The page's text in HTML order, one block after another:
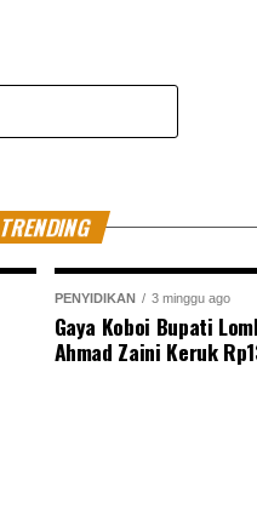
TRENDING
PENYIDIKAN 3 minggu ago
Gaya Koboi Bupati
Ahmad Zaini Keruk